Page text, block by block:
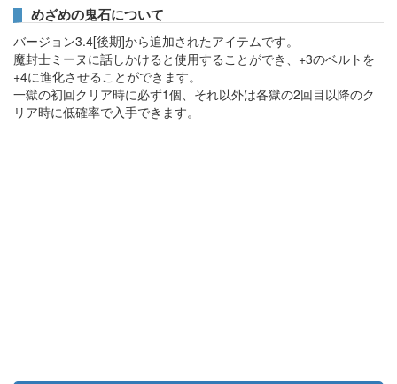
めざめの鬼石について
バージョン3.4[後期]から追加されたアイテムです。
魔封士ミーヌに話しかけると使用することができ、+3のベルトを
+4に進化させることができます。
一獄の初回クリア時に必ず1個、それ以外は各獄の2回目以降のク
リア時に低確率で入手できます。